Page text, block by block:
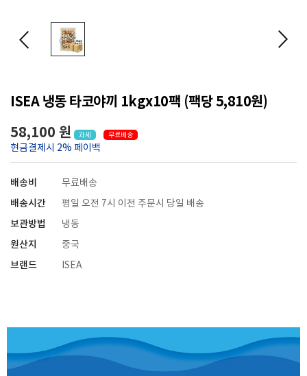
ISEA 냉동 타코야끼 1kgx10팩 (팩당 5,810원)
58,100 원
과세 무료배송
현금결제시 2% 페이백
배송비 무료배송
배송시간 평일 오전 7시 이전 주문시 당일 배송
보관방법 냉동
원산지 중국
브랜드 ISEA